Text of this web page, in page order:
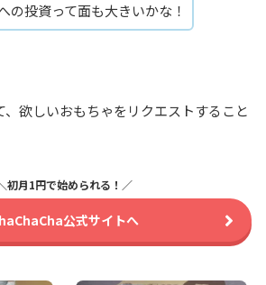
の投資って面も大きいかな！
、欲しいおもちゃをリクエストすること
初月1円で始められる！／
公式サイトへ